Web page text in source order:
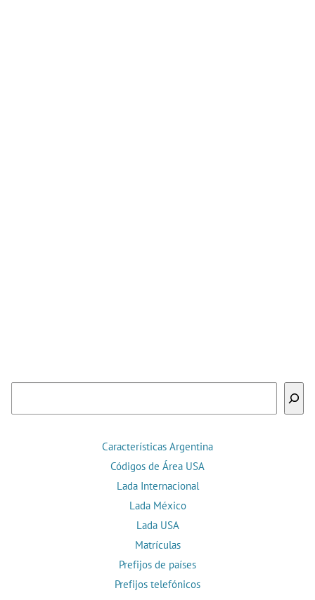
Características Argentina
Códigos de Área USA
Lada Internacional
Lada México
Lada USA
Matrículas
Prefijos de países
Prefijos telefónicos